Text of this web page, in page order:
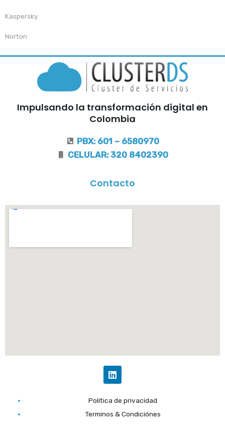
Kaspersky
Norton
Impulsando la transformación digital en
Colombia
PBX: 601 – 6580970
CELULAR: 320 8402390
Contacto
L
i
k
e
d
Política de privacidad
Terminos & Condiciónes